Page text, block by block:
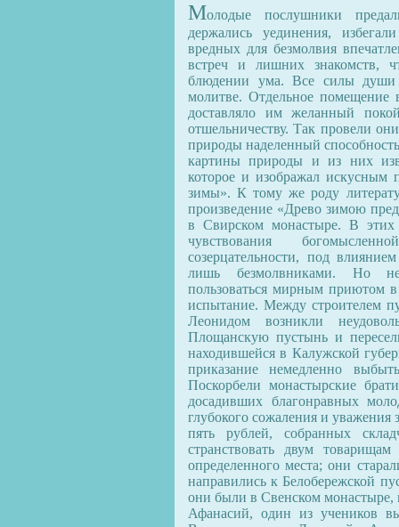
Молодые послушники
держались уединения,
вредных для безмолвия
встреч и лишних знакомств,
блюдении ума. Все силы
молитве. Отдельное помещение
доставляло им желанный
отшельничеству. Так провели
природы наделенный
картины природы и из них
которое и изображал искусным
зимы». К тому же роду
произведение «Древо зимою
в Свирском монастыре. В этих
чувствования
созерцательности, под
лишь безмолвниками. Но
пользоваться мирным приютом
испытание. Между строителем
Леонидом возникли
Площанскую пустынь и
находившейся в Калужской
приказание немедленно
Поскорбели монастырские
досадивших благонравных
глубокого сожаления и
пять рублей, собранных
странствовать двум
определенного места; они
направились к Белобережской
они были в Свенском монастыре,
Афанасий, один из учеников